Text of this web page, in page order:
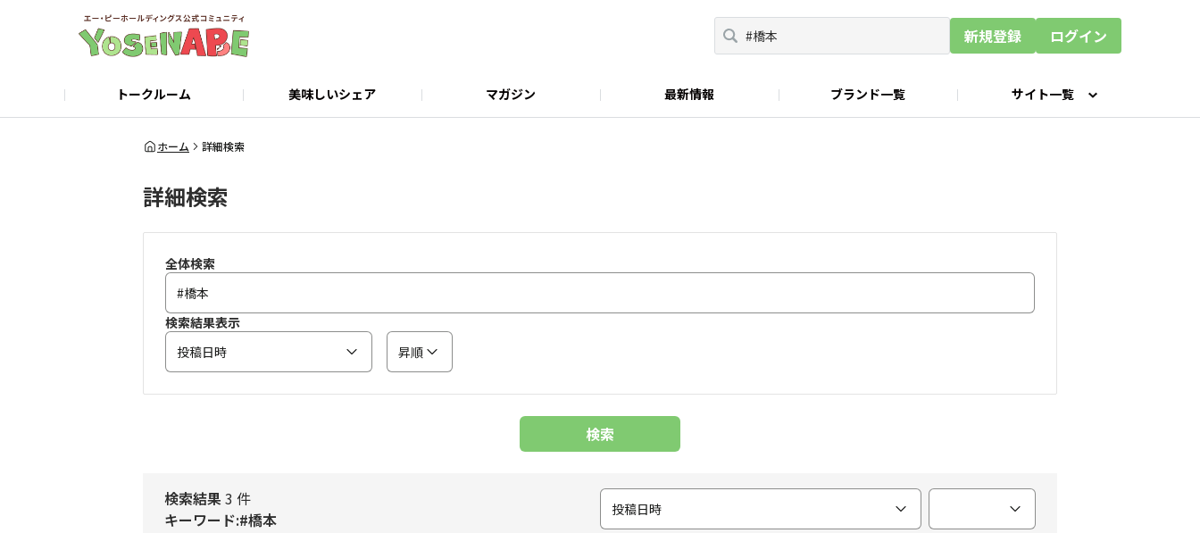
新規登録 ログイン
トークルーム 美味しいシェア マガジン 最新情報 ブランド一覧 サイト一覧
店舗検索・ご予約
ホーム 詳細検索
詳細検索
全体検索
検索結果表示
投稿日時
昇順
検索
検索結果3 件
キーワード:#橋本
投稿日時